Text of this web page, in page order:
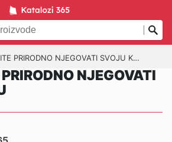
PRIRODNO NJEGOVATI SVOJU KOSU
NJEGOVATI